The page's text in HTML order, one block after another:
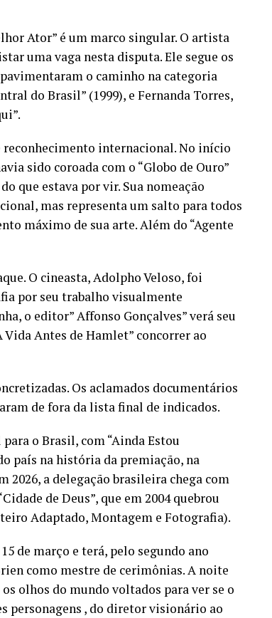
Ator” é um marco singular. O artista
uma vaga nesta disputa. Ele segue os
o caminho na categoria
do Brasil” (1999), e Fernanda Torres,
reconhecimento internacional. No início
sido coroada com o “Globo de Ouro”
que estava por vir. Sua nomeação
mas representa um salto para todos
máximo de sua arte. Além do “Agente
O cineasta, Adolpho Veloso, foi
por seu trabalho visualmente
o editor” Affonso Gonçalves” verá seu
Antes de Hamlet” concorrer ao
Os aclamados documentários
de fora da lista final de indicados.
o Brasil, com “Ainda Estou
país na história da premiação, na
a delegação brasileira chega com
de Deus”, que em 2004 quebrou
Adaptado, Montagem e Fotografia).
de março e terá, pelo segundo ano
como mestre de cerimônias. A noite
olhos do mundo voltados para ver se o
personagens , do diretor visionário ao